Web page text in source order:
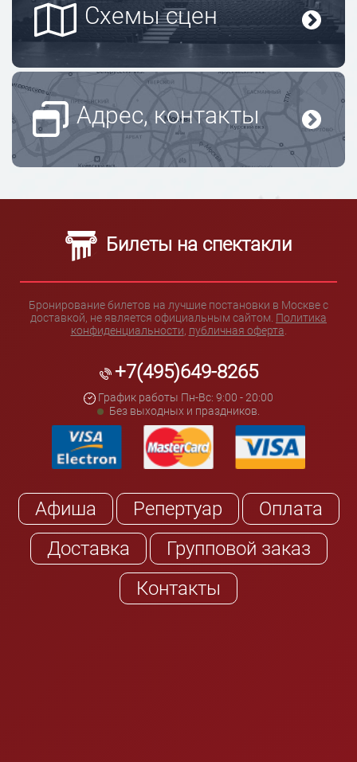
Схемы сцен
Адрес, контакты
Билеты на спектакли
Бронирование билетов на лучшие постановки в Москве с
доставкой, не является официальным сайтом. Политика
конфиденциальности, публичная оферта
+7(495)649-8265
График работы Пн-Вс: 9:00 - 20:00
Без выходных и праздников.
Афиша Репертуар
Оплата
Доставка
Групповой заказ
Контакты